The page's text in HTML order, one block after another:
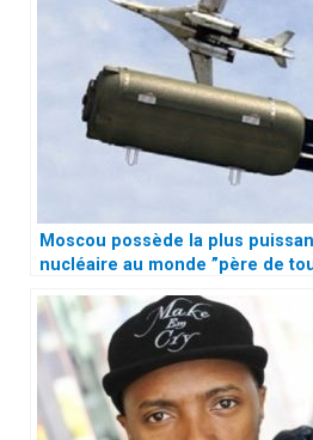
Moscou possède la plus
nucléaire au monde ”père de